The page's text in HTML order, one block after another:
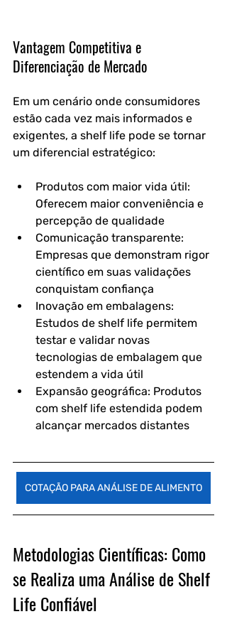
Vantagem Competitiva e
Diferenciação de Mercado
Em um cenário onde consumidores
estão cada vez mais informados e
exigentes, a shelf life pode se tornar
um diferencial estratégico:
Produtos com maior vida útil:
Oferecem maior conveniência e
percepção de qualidade
Comunicação transparente:
Empresas que demonstram rigor
científico em suas validações
conquistam confiança
Inovação em embalagens:
Estudos de shelf life permitem
testar e validar novas
tecnologias de embalagem que
estendem a vida útil
Expansão geográfica: Produtos
com shelf life estendida podem
alcançar mercados distantes
COTAÇÃO PARA ANÁLISE DE ALIMENTO
Metodologias Científicas: Como
se Realiza uma Análise de Shelf
Life Confiável